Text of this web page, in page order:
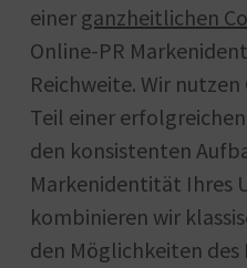
einer ganzheitlichen
Online-PR
Reichweite. Wir
Teil einer
den konsistenten
Markenidentität Ihres
kombinieren wir
den Möglichkeiten